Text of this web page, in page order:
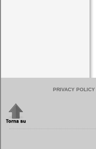
PRIVACY POLICY